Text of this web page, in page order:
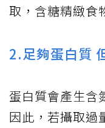
取，含糖精緻食
2.足夠蛋白質
蛋白質會產生含
因此，若攝取過